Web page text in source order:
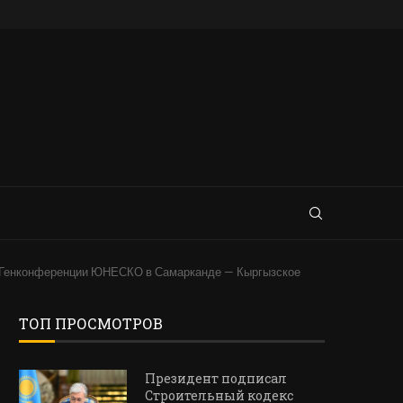
Генконференции ЮНЕСКО в Самарканде — Кыргызское
ТОП ПРОСМОТРОВ
Президент подписал
Строительный кодекс